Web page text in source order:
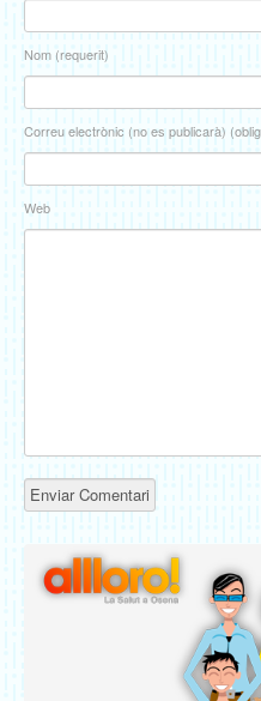
Nom (requerit)
Correu electrònic (no es publicarà)
Web